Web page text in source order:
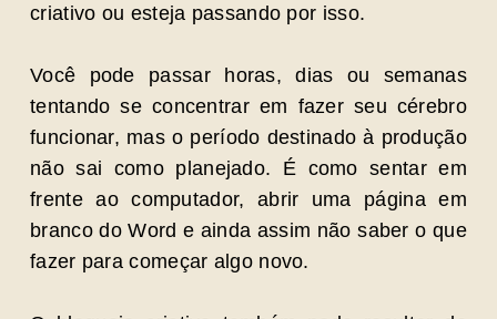
criativo ou esteja passando por isso.
Você pode passar horas, dias ou semanas
tentando se concentrar em fazer seu cérebro
funcionar, mas o período destinado à produção
não sai como planejado. É como sentar em
frente ao computador, abrir uma página em
branco do Word e ainda assim não saber o que
fazer para começar algo novo.